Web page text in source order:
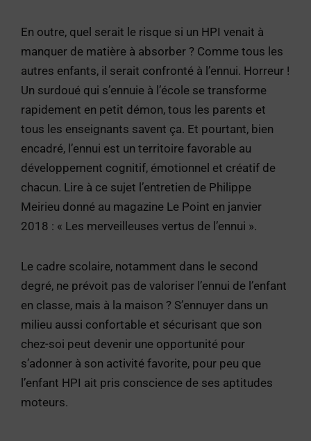
En outre, quel serait le risque si un HPI venait à
manquer de matière à absorber ? Comme tous les
autres enfants, il serait confronté à l’ennui. Horreur !
Un surdoué qui s’ennuie à l’école se transforme
rapidement en petit démon, tous les parents et
tous les enseignants savent ça. Et pourtant, bien
encadré, l’ennui est un territoire favorable au
développement cognitif, émotionnel et créatif de
chacun. Lire à ce sujet l’entretien de Philippe
Meirieu donné au magazine Le Point en janvier
2018 : « Les merveilleuses vertus de l’ennui ».
Le cadre scolaire, notamment dans le second
degré, ne prévoit pas de valoriser l’ennui de l’enfant
en classe, mais à la maison ? S’ennuyer dans un
milieu aussi confortable et sécurisant que son
chez-soi peut devenir une opportunité pour
s’adonner à son activité favorite, pour peu que
l’enfant HPI ait pris conscience de ses aptitudes
moteurs.